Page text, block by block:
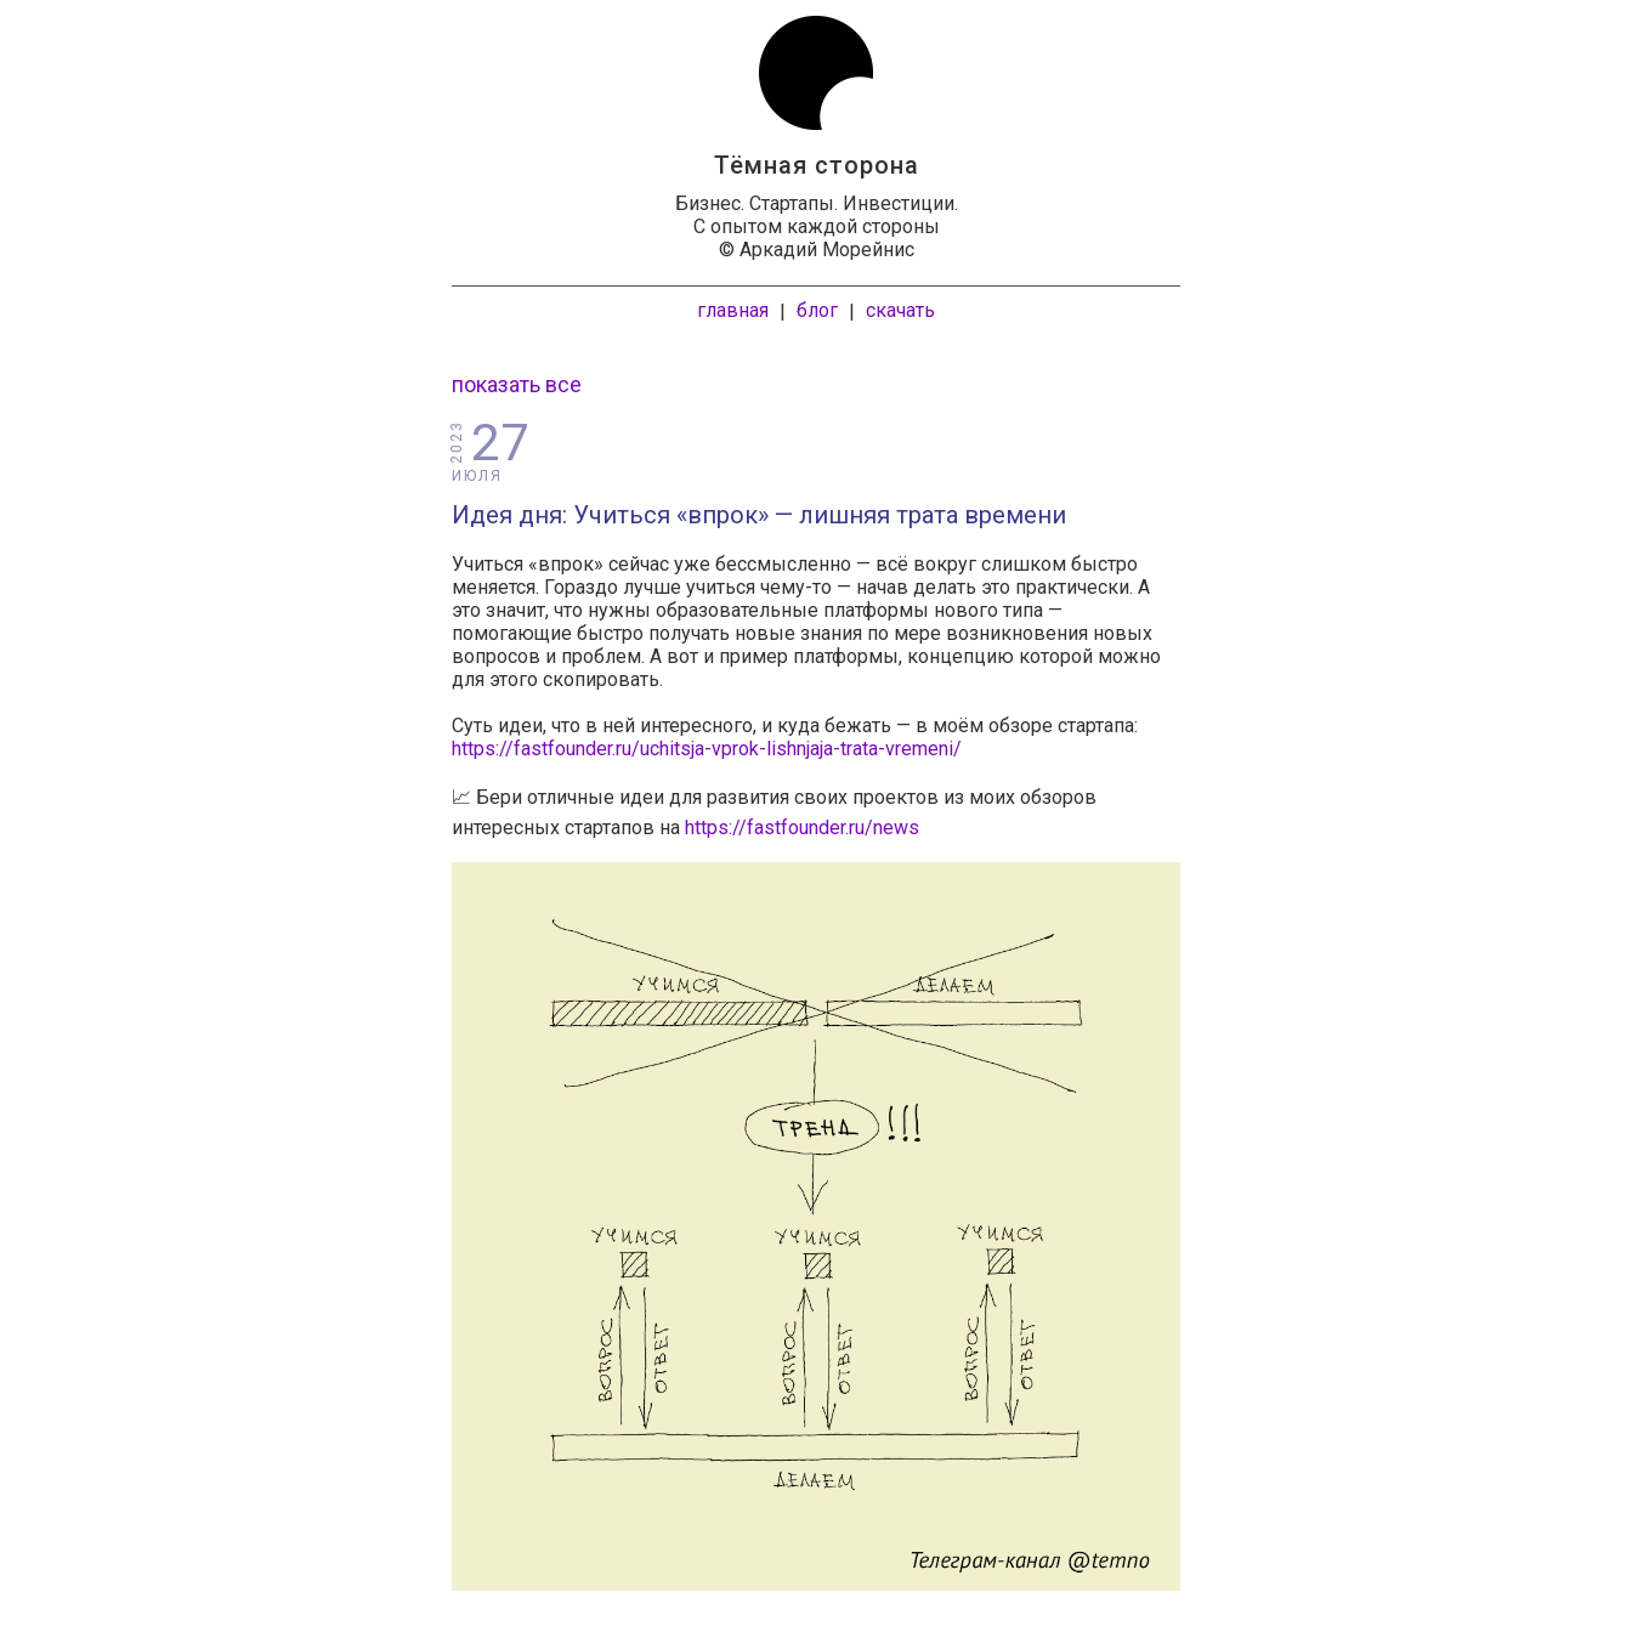
Тёмная сторона
Бизнес. Стартапы. Инвестиции.
С опытом каждой стороны
© Аркадий Морейнис
главная | блог | скачать
показать все
27
ИЮЛЯ
2023
Идея дня: Учиться «впрок» — лишняя трата времени
Учиться «впрок» сейчас уже бессмысленно — всё вокруг слишком быстро
меняется. Гораздо лучше учиться чему-то — начав делать это практически. А
это значит, что нужны образовательные платформы нового типа —
помогающие быстро получать новые знания по мере возникновения новых
вопросов и проблем. А вот и пример платформы, концепцию которой можно
для этого скопировать.
Суть идеи, что в ней интересного, и куда бежать — в моём обзоре стартапа:
https://fastfounder.ru/uchitsja-vprok-lishnjaja-trata-vremeni/
📈 Бери отличные идеи для развития своих проектов из моих обзоров
интересных стартапов на https://fastfounder.ru/news